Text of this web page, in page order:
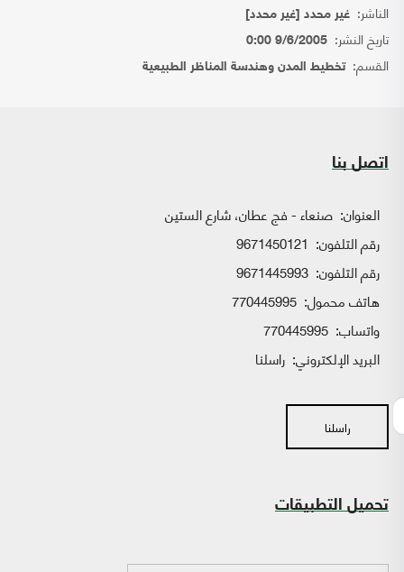
الناشر: غير محدد [غير محدد]
تاريخ النشر: 9/6/2005 0:00
القسم:تخطيط المدن وهندسة المناظر الطبيعية
اتصل بنا
العنوان: صنعاء - فج عطان، شارع الستين
رقم التلفون: 9671450121
رقم التلفون: 9671445993
هاتف محمول: 770445995
واتساب:
البريد الإلكتروني: راسلنا
راسلنا
تحميل التطبيقات